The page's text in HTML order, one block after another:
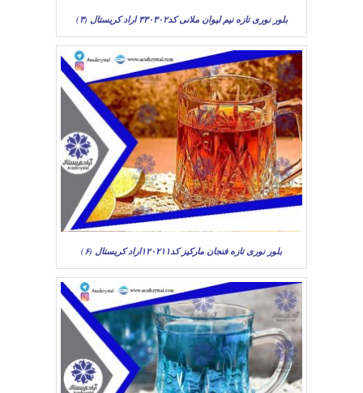
بلور نوری تازه نیم لیوان ملانی کد۳۳۰۳۰۲ اراد کریستال (۳)
بلور نوری تازه فنجان مارکیز کد۱۲۰۲۱۱اراد کریستال (۶)